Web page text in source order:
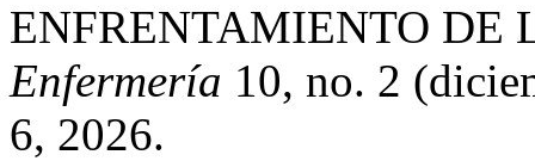
ENFRENTAMIENTO DE
Enfermería 10, no. 2
6, 2026.